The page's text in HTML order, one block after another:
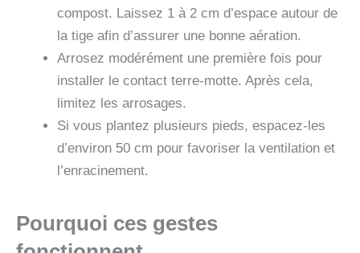
compost. Laissez 1 à 2 cm d’espace autour de
la tige afin d’assurer une bonne aération.
Arrosez modérément une première fois pour
installer le contact terre-motte. Après cela,
limitez les arrosages.
Si vous plantez plusieurs pieds, espacez-les
d’environ 50 cm pour favoriser la ventilation et
l’enracinement.
Pourquoi ces gestes